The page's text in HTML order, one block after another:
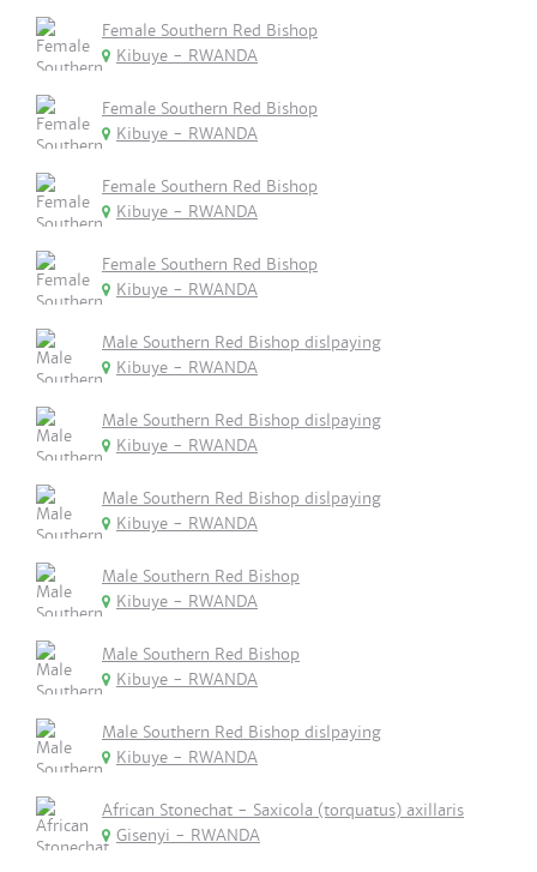
Female Southern Red Bishop
Kibuye - RWANDA
Female Southern Red Bishop
Kibuye - RWANDA
Female Southern Red Bishop
Kibuye - RWANDA
Female Southern Red Bishop
Kibuye - RWANDA
Male Southern Red Bishop dislpaying
Kibuye - RWANDA
Male Southern Red Bishop dislpaying
Kibuye - RWANDA
Male Southern Red Bishop dislpaying
Kibuye - RWANDA
Male Southern Red Bishop
Kibuye - RWANDA
Male Southern Red Bishop
Kibuye - RWANDA
Male Southern Red Bishop dislpaying
Kibuye - RWANDA
African Stonechat - Saxicola (torquatus) axillaris
Gisenyi - RWANDA